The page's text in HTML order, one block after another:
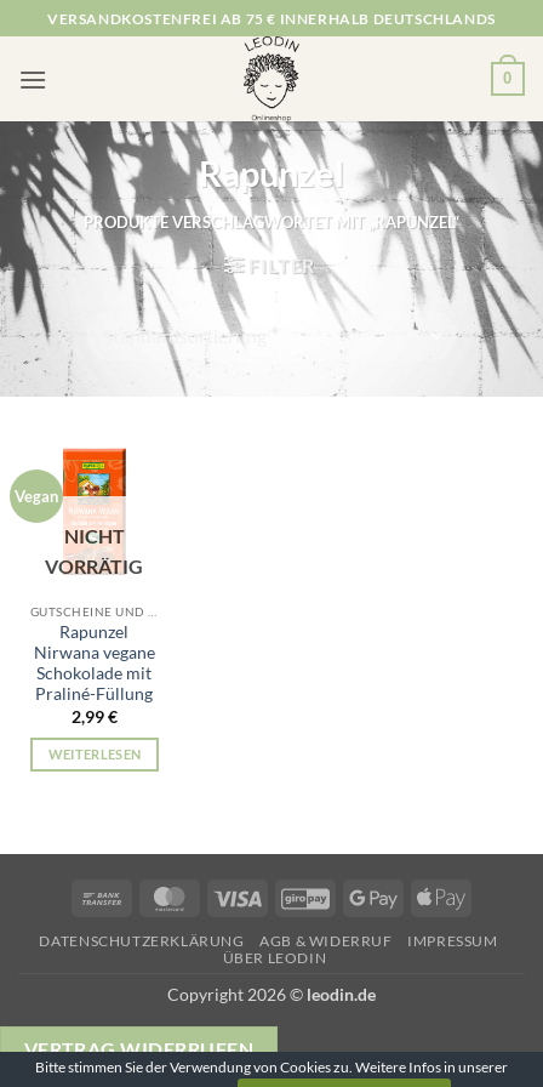
Inhalt
springen
VERSANDKOSTENFREI AB 75 € INNERHALB DEUTSCHLANDS
0
Rapunzel
PRODUKTE VERSCHLAGWORTET MIT „RAPUNZEL“
FILTER
Vegan
NICHT
VORRÄTIG
GUTSCHEINE UND GESCHENKIDEEN
Rapunzel
Nirwana vegane
Schokolade mit
Praliné-Füllung
2,99€
WEITERLESEN
Bank
MasterCardVisa GiroPay Google
Apple
DATENSCHUTZERKLÄRUNG AGB & WIDERRUF
IMPRESSUM
ÜBER LEODIN
Copyright 2026 © leodin.de
VERTRAG WIDERRUFEN
Bitte stimmen Sie der Verwendung von Cookies zu. Weitere Infos in unserer